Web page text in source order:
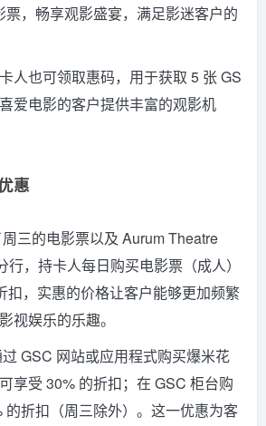
票，畅享观影盛宴，满足影迷客户的
人也可领取惠码，用于获取 5 张 GS
爱电影的客户提供丰富的观影机
惠
三的电影票以及 Aurum Theatre
，持卡人每日购买电影票（成人）
扣，实惠的价格让客户能够更加频繁
视娱乐的乐趣。
GSC 网站或应用程式购买爆米花
享受 30% 的折扣；在 GSC 柜台购
的折扣（周三除外）。这一优惠为客